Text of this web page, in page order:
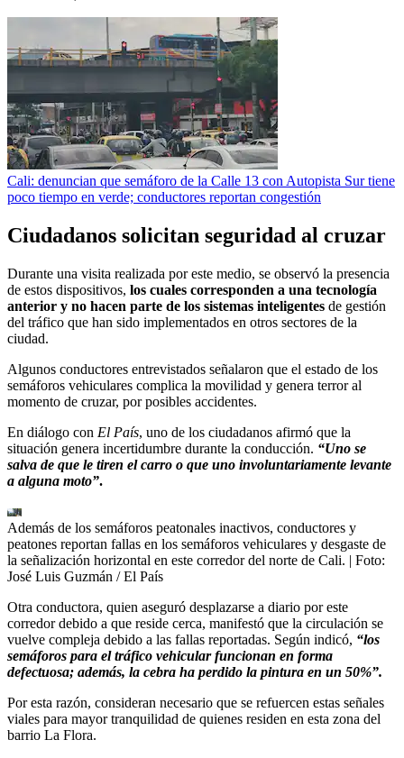
Cali: denuncian que semáforo de la Calle 13 con Autopista Sur tiene
poco tiempo en verde; conductores reportan congestión
Ciudadanos solicitan seguridad al cruzar
Durante una visita realizada por este medio, se observó la presencia
de estos dispositivos, los cuales corresponden a una tecnología
anterior y no hacen parte de los sistemas inteligentes de gestión
del tráfico que han sido implementados en otros sectores de la
ciudad.
Algunos conductores entrevistados señalaron que el estado de los
semáforos vehiculares complica la movilidad y genera terror al
momento de cruzar, por posibles accidentes.
En diálogo con El País, uno de los ciudadanos afirmó que la
situación genera incertidumbre durante la conducción. “Uno se
salva de que le tiren el carro o que uno involuntariamente levante
a alguna moto”.
Además de los semáforos peatonales inactivos, conductores y
peatones reportan fallas en los semáforos vehiculares y desgaste de
la señalización horizontal en este corredor del norte de Cali. | Foto:
José Luis Guzmán / El País
Otra conductora, quien aseguró desplazarse a diario por este
corredor debido a que reside cerca, manifestó que la circulación se
vuelve compleja debido a las fallas reportadas. Según indicó, “los
semáforos para el tráfico vehicular funcionan en forma
defectuosa; además, la cebra ha perdido la pintura en un 50%”.
Por esta razón, consideran necesario que se refuercen estas señales
viales para mayor tranquilidad de quienes residen en esta zona del
barrio La Flora.